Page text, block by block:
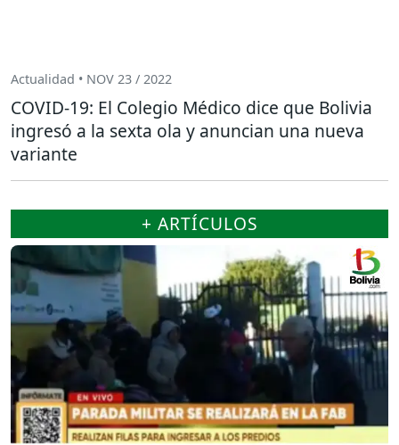
Actualidad • NOV 23 / 2022
COVID-19: El Colegio Médico dice que Bolivia
ingresó a la sexta ola y anuncian una nueva
variante
+ ARTÍCULOS